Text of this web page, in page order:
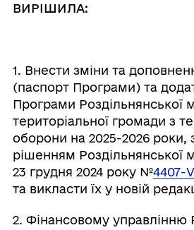
ВИРІШИЛА:
1. Внести зміни та
(паспорт Програми) та
Програми Роздільнянської
територіальної громади з
оборони на 2025-2026 роки,
рішенням Роздільнянської
23 грудня 2024 року №4407-
та викласти їх у новій
2. Фінансовому управлінню